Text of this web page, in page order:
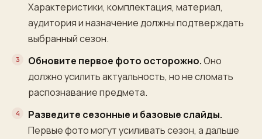
Характеристики, комплектация, материал,
аудитория и назначение должны подтверждать
выбранный сезон.
Обновите первое фото осторожно.Оно
должно усилить актуальность, но не сломать
распознавание предмета.
Разведите сезонные и базовые слайды.
Первые фото могут усиливать сезон, а дальше